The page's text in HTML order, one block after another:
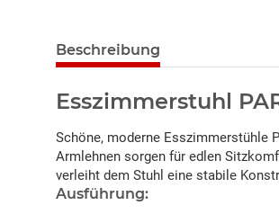
Beschreibung
Esszimmerstuhl
Schöne, moderne Esszimmerstühle
Armlehnen sorgen für edlen
verleiht dem Stuhl eine stabile
Ausführung: